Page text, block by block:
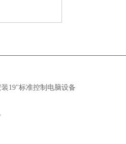
19"标准控制电脑设备